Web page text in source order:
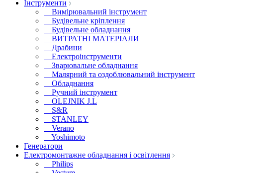
Інструменти
Вимірювальний інструмент
Будівельне кріплення
Будівельне обладнання
ВИТРАТНІ МАТЕРІАЛИ
Драбини
Електроінструменти
Зварювальне обладнання
Малярний та оздоблювальний інструмент
Обладнання
Ручний інструмент
OLEJNIK J.L
S&R
STANLEY
Verano
Yoshimoto
Генератори
Електромонтажне обладнання і освітлення
Philips